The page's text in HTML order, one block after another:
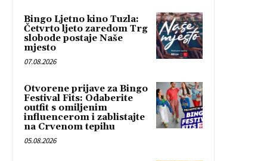
Bingo Ljetno kino Tuzla:
Četvrto ljeto zaredom Trg
slobode postaje Naše
mjesto
07.08.2026
Otvorene prijave za Bingo
Festival Fits: Odaberite
outfit s omiljenim
influencerom i zablistajte
na Crvenom tepihu
05.08.2026